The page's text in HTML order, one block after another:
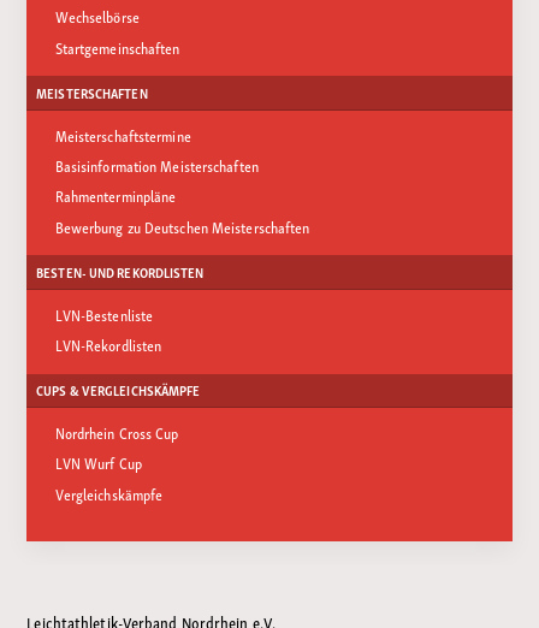
Wechselbörse
Startgemeinschaften
MEISTERSCHAFTEN
Meisterschaftstermine
Basisinformation Meisterschaften
Rahmenterminpläne
Bewerbung zu Deutschen Meisterschaften
BESTEN- UND REKORDLISTEN
LVN-Bestenliste
LVN-Rekordlisten
CUPS & VERGLEICHSKÄMPFE
Nordrhein Cross Cup
LVN Wurf Cup
Vergleichskämpfe
Leichtathletik-Verband Nordrhein e.V.